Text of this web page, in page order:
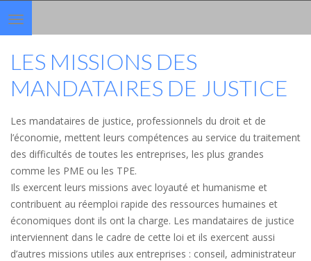
Toggle
navigation
LES MISSIONS DES
MANDATAIRES DE JUSTICE
Les mandataires de justice, professionnels du droit et de
l’économie, mettent leurs compétences au service du traitement
des difficultés de toutes les entreprises, les plus grandes
comme les PME ou les TPE.
Ils exercent leurs missions avec loyauté et humanisme et
contribuent au réemploi rapide des ressources humaines et
économiques dont ils ont la charge. Les mandataires de justice
interviennent dans le cadre de cette loi et ils exercent aussi
d’autres missions utiles aux entreprises : conseil, administrateur